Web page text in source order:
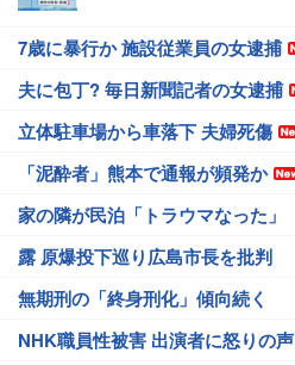
7歳に暴行か 施設従業員の女逮捕
夫に包丁? 毎日新聞記者の女逮捕
立体駐車場から車落下 夫婦死傷
「泥酔者」熊本で通報が頻発か
家の隣が民泊「トラウマなった」
露 原爆投下巡り広島市長を批判
無期刑の「終身刑化」傾向続く
NHK職員性被害 出演者に怒りの声